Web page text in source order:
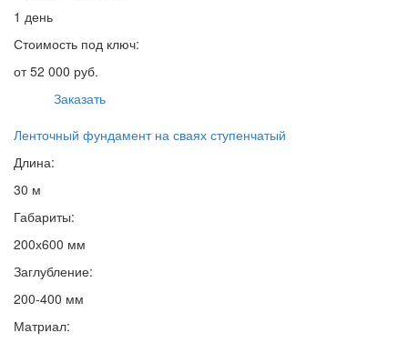
1 день
Стоимость под ключ:
от 52 000 руб.
Заказать
Ленточный фундамент на сваях ступенчатый
Длина:
30 м
Габариты:
200х600 мм
Заглубление:
200-400 мм
Матриал: